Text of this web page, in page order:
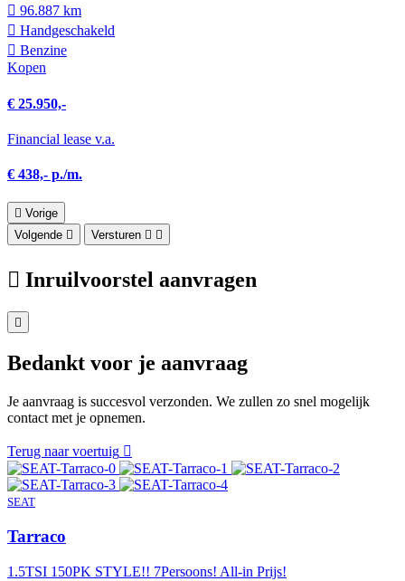
96.887 km
Hand­geschakeld
Benzine
Kopen
€ 25.950,-
Financial lease v.a.
€ 438,- p./m.
Vorige
Volgende
Versturen
Inruilvoorstel aanvragen
Bedankt voor je aanvraag
Je aanvraag is succesvol verzonden. We zullen zo snel mogelijk
contact met je opnemen.
Terug naar voertuig
SEAT
Tarraco
1.5TSI 150PK STYLE!! 7Persoons! All-in Prijs!